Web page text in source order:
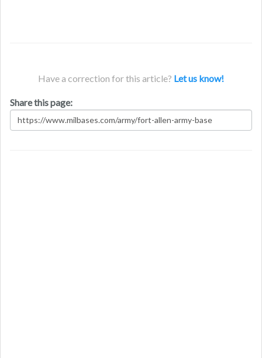
Have a correction for this article? Let us know!
Share this page: